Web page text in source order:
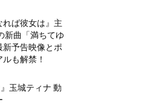
ば彼女は』主
新曲「満ちてゆ
新予告映像とポ
も解禁！
玉城ティナ 動